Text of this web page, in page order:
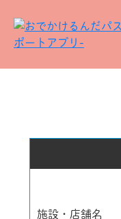
施設・店舗名